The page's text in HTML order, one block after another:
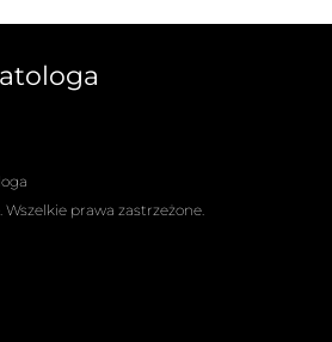
prawa zastrzeżone.